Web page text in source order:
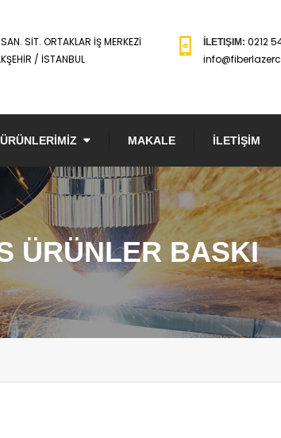
SİT. ORTAKLAR İŞ MERKEZİ
/ İSTANBUL
İLETIŞIM: 0212
ÜRÜNLERİMİZ MAKALE İLETİŞİM
ÜRÜNLER BASKI